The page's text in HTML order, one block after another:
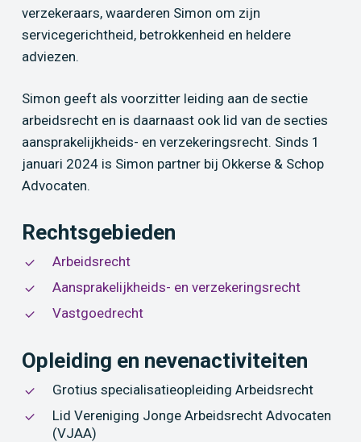
verzekeraars, waarderen Simon om zijn
servicegerichtheid, betrokkenheid en heldere
adviezen.
Simon geeft als voorzitter leiding aan de sectie
arbeidsrecht en is daarnaast ook lid van de secties
aansprakelijkheids- en verzekeringsrecht. Sinds 1
januari 2024 is Simon partner bij Okkerse & Schop
Advocaten.
Rechtsgebieden
Arbeidsrecht
Aansprakelijkheids- en verzekeringsrecht
Vastgoedrecht
Opleiding en nevenactiviteiten
Grotius specialisatieopleiding Arbeidsrecht
Lid Vereniging Jonge Arbeidsrecht Advocaten
(VJAA)